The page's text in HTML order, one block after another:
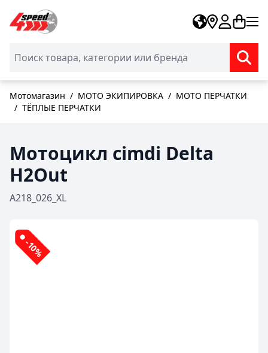
Skip to Content
Мотомагазин / МОТО ЭКИПИРОВКА / МОТО ПЕРЧАТКИ
/ ТЁПЛЫЕ ПЕРЧАТКИ
Мотоцикл cimdi Delta
H2Out
A218_026_XL
-10%